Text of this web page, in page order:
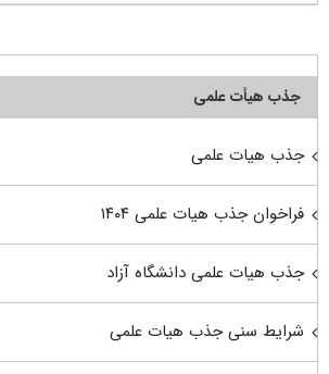
جذب هیأت علمی
جذب هیات علمی
فراخوان جذب هیات علمی ۱۴۰۴
جذب هیات علمی دانشگاه آزاد
شرایط سنی جذب هیات علمی